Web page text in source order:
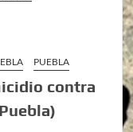
PUEBLA
contra